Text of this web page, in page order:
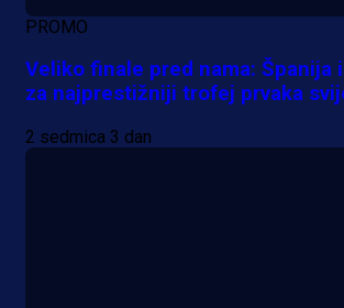
PROMO
Veliko finale pred nama: Španija
za najprestižniji trofej prvaka
2 sedmica 3 dan